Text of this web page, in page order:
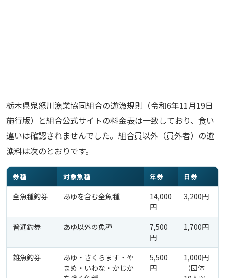
栃木県鬼怒川漁業協同組合の遊漁規則（令和6年11月19日
施行版）と組合公式サイトの料金表は一致しており、食い
違いは確認されませんでした。組合員以外（員外者）の遊
漁料は次のとおりです。
券種 対象魚種 年券 日券
全魚種釣券 あゆを含む全魚種
14,000
円
3,200円
普通釣券 あゆ以外の魚種
7,500
円
1,700円
雑魚釣券
あゆ・さくらます・や
まめ・いわな・かじか
5,500
円
1,000円
（団体